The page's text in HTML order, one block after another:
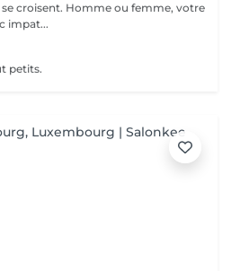
croisent. Homme ou femme, votre
impat...
petits.